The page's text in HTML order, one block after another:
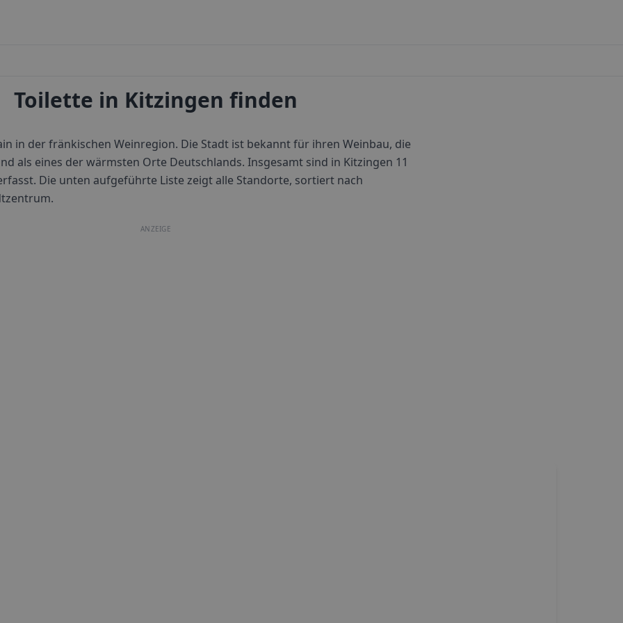
Toilette in Kitzingen finden
in der fränkischen Weinregion. Die Stadt ist bekannt für ihren Weinbau, die
als eines der wärmsten Orte Deutschlands. Insgesamt sind in Kitzingen 11
Die unten aufgeführte Liste zeigt alle Standorte, sortiert nach
ANZEIGE